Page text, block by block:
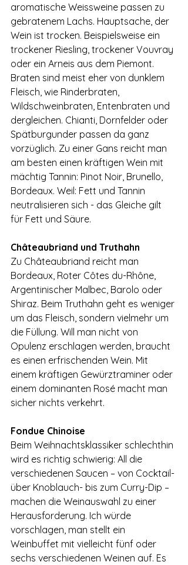
aromatische Weissweine passen zu
gebratenem Lachs. Hauptsache, der
Wein ist trocken. Beispielsweise ein
trockener Riesling, trockener Vouvray
oder ein Arneis aus dem Piemont.
Braten sind meist eher von dunklem
Fleisch, wie Rinderbraten,
Wildschweinbraten, Entenbraten und
dergleichen. Chianti, Dornfelder oder
Spätburgunder passen da ganz
vorzüglich. Zu einer Gans reicht man
am besten einen kräftigen Wein mit
mächtig Tannin: Pinot Noir, Brunello,
Bordeaux. Weil: Fett und Tannin
neutralisieren sich - das Gleiche gilt
für Fett und Säure.
Châteaubriand und Truthahn
Zu Châteaubriand reicht man
Bordeaux, Roter Côtes du-Rhône,
Argentinischer Malbec, Barolo oder
Shiraz. Beim Truthahn geht es weniger
um das Fleisch, sondern vielmehr um
die Füllung. Will man nicht von
Opulenz erschlagen werden, braucht
es einen erfrischenden Wein. Mit
einem kräftigen Gewürztraminer oder
einem dominanten Rosé macht man
sicher nichts verkehrt.
Fondue Chinoise
Beim Weihnachtsklassiker schlechthin
wird es richtig schwierig: All die
verschiedenen Saucen – von Cocktail-
über Knoblauch- bis zum Curry-Dip –
machen die Weinauswahl zu einer
Herausforderung. Ich würde
vorschlagen, man stellt ein
Weinbuffet mit vielleicht fünf oder
sechs verschiedenen Weinen auf. Es